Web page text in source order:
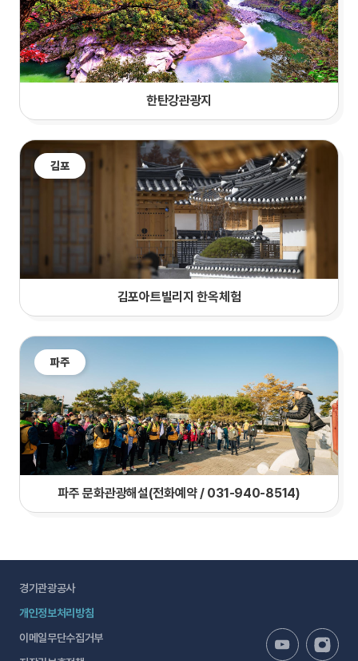
한탄강관광지
김포
김포아트빌리지 한옥체험
파주
파주 문화관광해설(전화예약 / 031-940-8514)
경기관광공사
개인정보처리방침
이메일무단수집거부